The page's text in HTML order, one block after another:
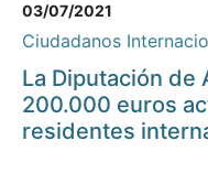
03/07/2021
Ciudadanos
La Diputación de
200.000 euros
residentes